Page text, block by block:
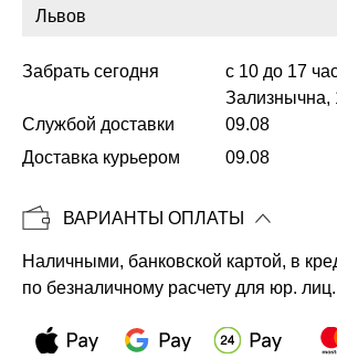
Копировать
Забрать сегодня
с 10 до 17
Зализнычна,
Службой доставки
09.08
Доставка курьером
09.08
ВАРИАНТЫ ОПЛАТЫ
Наличными, банковской картой, в
по безналичному расчету для юр. лиц.